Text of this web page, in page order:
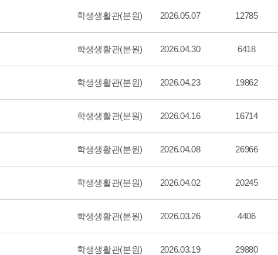
학생생활관(분원) 2026.05.07 12785
학생생활관(분원) 2026.04.30 6418
학생생활관(분원) 2026.04.23 19862
학생생활관(분원) 2026.04.16 16714
학생생활관(분원) 2026.04.08 26966
학생생활관(분원) 2026.04.02 20245
학생생활관(분원) 2026.03.26 4406
학생생활관(분원) 2026.03.19 29880